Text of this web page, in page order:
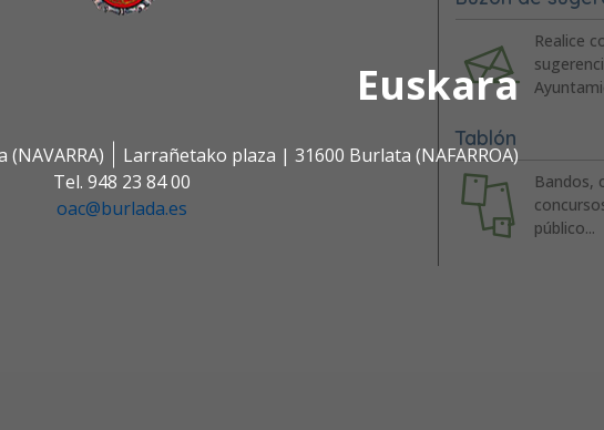
Euskara
Larrañetako plaza | 31600 Burlata (NAFARROA)
Tel. 948 23 84 00
oac@burlada.es
Realice
Tablón
Bandos,
público...